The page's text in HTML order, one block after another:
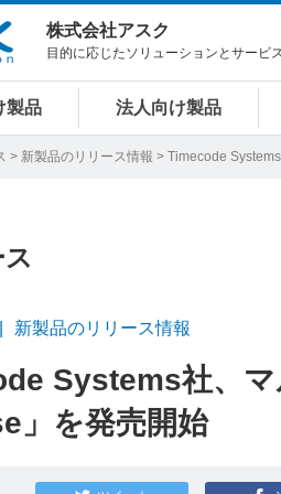
株式会社アスク
目的に応じたソリューションとサービ
製品 法人向け製品
> 新製品のリリース情報 > Timecode
新製品のリリース情報
Systems社、
」を発売開始